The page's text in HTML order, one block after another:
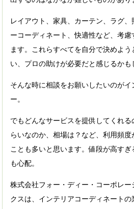
レイアウト、家具、カーテン、ラグ
ーコーディネート、快適性など、考慮
ます。これらすべてを自分で決めよ
い、プロの助けが必要だと感じるかも
そんな時に相談をお願いしたいのがイ
ー。
でもどんなサービスを提供してくれる
らいなのか、相場は？など、利用頻
ことも多いと思います。値段が高す
も心配。
株式会社フォー・ディー・コーポレー
クスは、インテリアコーディネート